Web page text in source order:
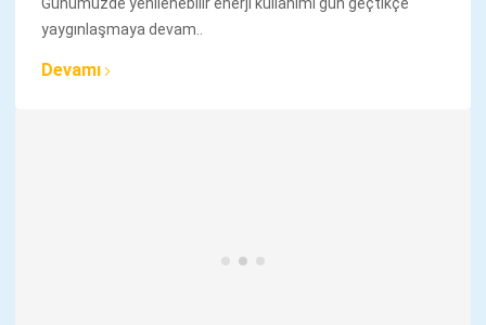
Günümüzde yenilenebilir enerji kullanımı gün geçtikçe
yaygınlaşmaya devam..
Devamı